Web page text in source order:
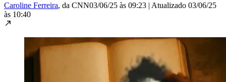
Caroline Ferreira, da CNN03/06/25 às 09:23 | Atualizado 03/06/25
às 10:40